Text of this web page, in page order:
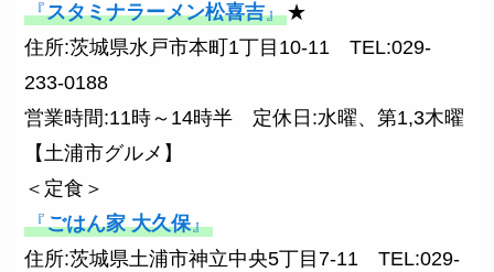
『スタミナラーメン松喜吉』★
住所:茨城県水戸市本町1丁目10-11 TEL:029-
233-0188
営業時間:11時～14時半 定休日:水曜、第1,3木曜
【土浦市グルメ】
＜定食＞
『ごはん家 大久保』
住所:茨城県土浦市神立中央5丁目7-11 TEL:029-